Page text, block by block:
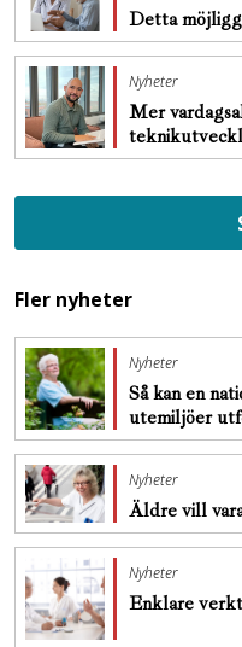
Detta
Nyheter
Mer
Fler nyheter
Nyheter
Så kan en
utemiljöer
Nyheter
Äldre vill
Nyheter
Enklare